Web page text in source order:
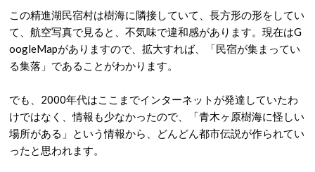
この精進湖民宿村は樹海に隣接していて、長方形の形をしてい
て、航空写真で見ると、不気味で違和感があります。現在はG
oogleMapがありますので、拡大すれば、「民宿が集まってい
る集落」であることがわかります。
でも、2000年代はここまでインターネットが発達していたわ
けではなく、情報も少なかったので、「青木ヶ原樹海に怪しい
場所がある」という情報から、どんどん都市伝説が作られてい
ったと思われます。